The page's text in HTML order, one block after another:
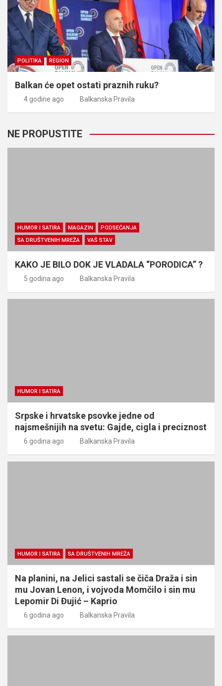
POLITIKA REGION
Balkan će opet ostati praznih ruku?
4 godine ago Balkanska Pravila
NE PROPUSTITE
HUMOR I SATIRA MAGAZIN
PODSEĆANJA
SA DRUŠTVENIH MREŽA
VAŠ STAV
KAKO JE BILO DOK JE VLADALA “PORODICA” ?
5 godina ago Balkanska Pravila
HUMOR I SATIRA
Srpske i hrvatske psovke jedne od
najsmešnijih na svetu: Gajde, cigla i preciznost
6 godina ago Balkanska Pravila
HUMOR I SATIRA SA DRUŠTVENIH MREŽA
Na planini, na Jelici sastali se čiča Draža i sin
mu Jovan Lenon, i vojvoda Momčilo i sin mu
Lepomir Di Đujić – Kaprio
6 godina ago Balkanska Pravila